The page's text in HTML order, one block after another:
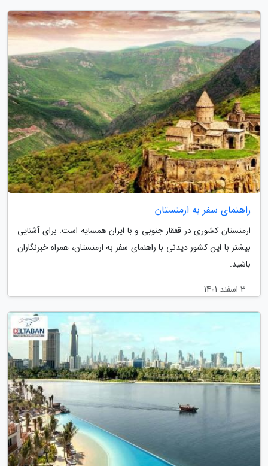
راهنمای سفر به ارمنستان
ارمنستان کشوری در قفقاز جنوبی و با ایران همسایه است. برای آشنایی
بیشتر با این کشور دیدنی با راهنمای سفر به ارمنستان، همراه خبرنگاران
باشید.
3 اسفند 1401